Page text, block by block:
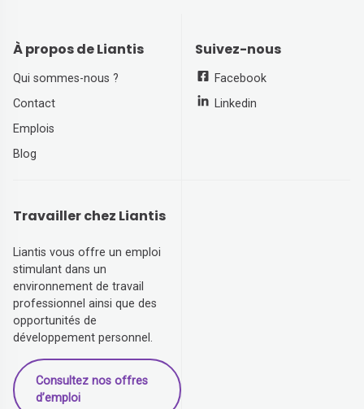
À propos de Liantis
Qui sommes-nous ?
Contact
Emplois
Blog
Suivez-nous
Facebook
Linkedin
Travailler chez Liantis
Liantis vous offre un emploi
stimulant dans un
environnement de travail
professionnel ainsi que des
opportunités de
développement personnel.
Consultez nos offres
d’emploi